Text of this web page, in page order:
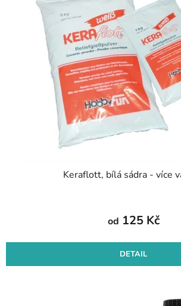
Keraflott, bílá sádra - více
od 125 Kč
DETAIL